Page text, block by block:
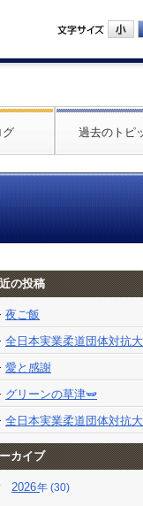
グ 過去のトピ
の投稿
夜ご飯
全日本実業柔道団体対抗
愛と感謝
グリーンの草津🫛
全日本実業柔道団体対抗
カイブ
2026 (30)